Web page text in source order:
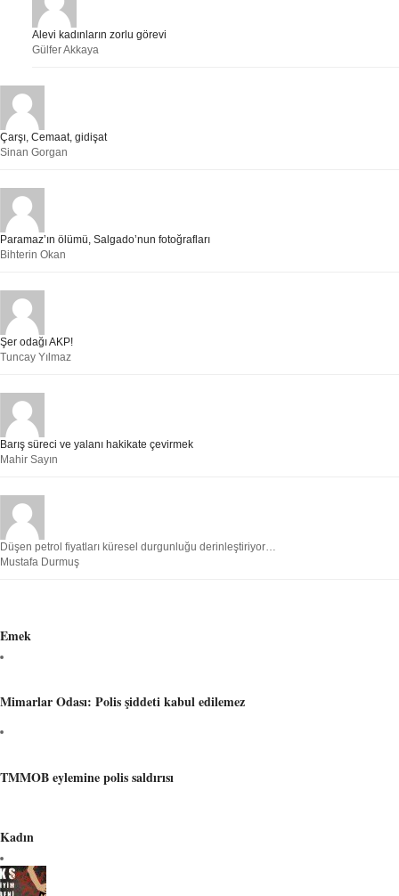
Alevi kadınların zorlu görevi
Gülfer Akkaya
Çarşı, Cemaat, gidişat
Sinan Gorgan
Paramaz’ın ölümü, Salgado’nun fotoğrafları
Bihterin Okan
Şer odağı AKP!
Tuncay Yılmaz
Barış süreci ve yalanı hakikate çevirmek
Mahir Sayın
Düşen petrol fiyatları küresel durgunluğu derinleştiriyor…
Mustafa Durmuş
Emek
Mimarlar Odası: Polis şiddeti kabul edilemez
TMMOB eylemine polis saldırısı
Kadın